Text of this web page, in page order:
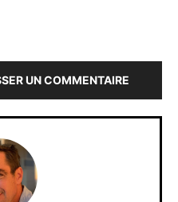
UN COMMENTAIRE